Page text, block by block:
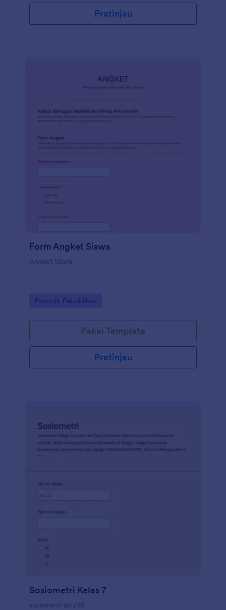
Pratinjau
Form Angket Siswa
Angket Siswa
Go to Category:
Formulir Pendidikan
Pakai Template
Pratinjau
Sosiometri Kelas 7
sosiometri alcy28